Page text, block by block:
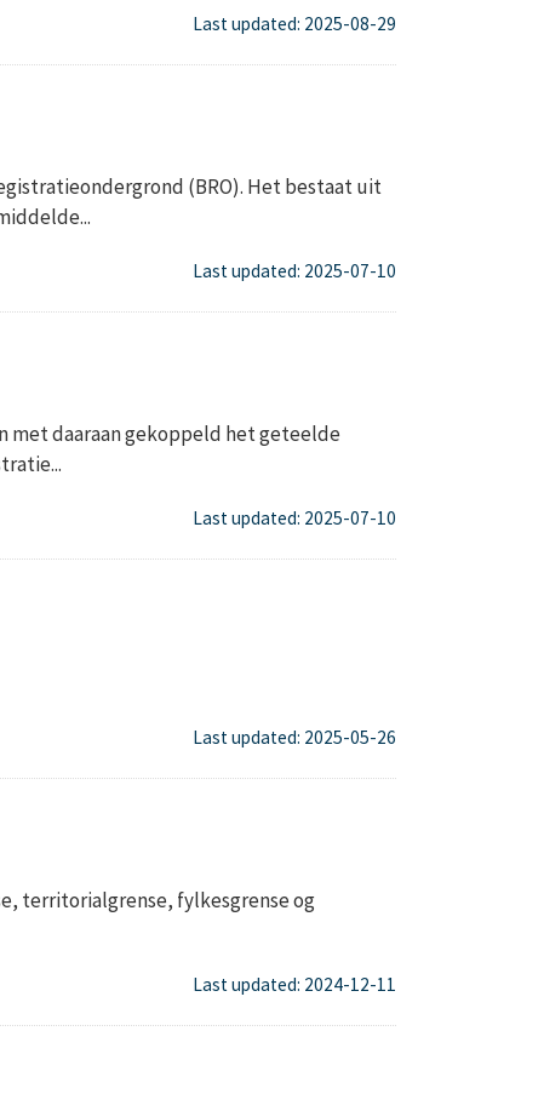
Last updated: 2025-08-29
(BRO). Het bestaat uit
Last updated: 2025-07-10
met daaraan gekoppeld het geteelde
Last updated: 2025-07-10
Last updated: 2025-05-26
territorialgrense, fylkesgrense og
Last updated: 2024-12-11